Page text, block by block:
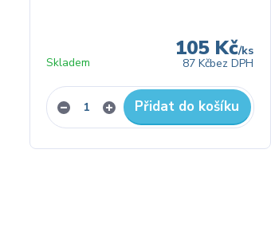
105 Kč/ks
87 Kčbez DPH
Skladem
Přidat do košíku